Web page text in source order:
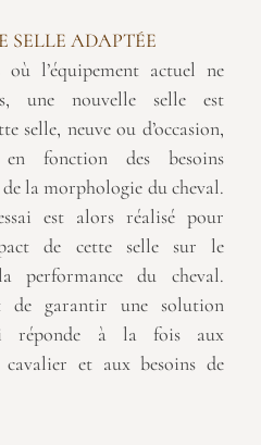
SELLE ADAPTÉE
où l’équipement actuel ne
une nouvelle selle est
selle, neuve ou d’occasion,
fonction des besoins
la morphologie du cheval.
est alors réalisé pour
de cette selle sur le
performance du cheval.
de garantir une solution
réponde à la fois aux
cavalier et aux besoins de